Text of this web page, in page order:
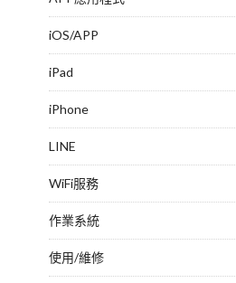
iOS/APP
iPad
iPhone
LINE
WiFi服務
作業系統
使用/維修